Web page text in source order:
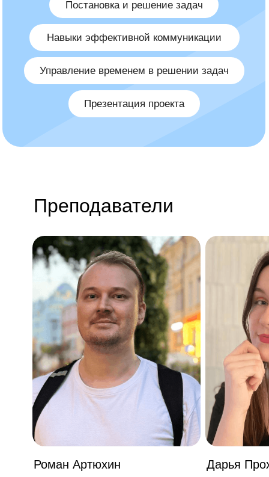
Преподаватели
Роман Артюхин Дарья